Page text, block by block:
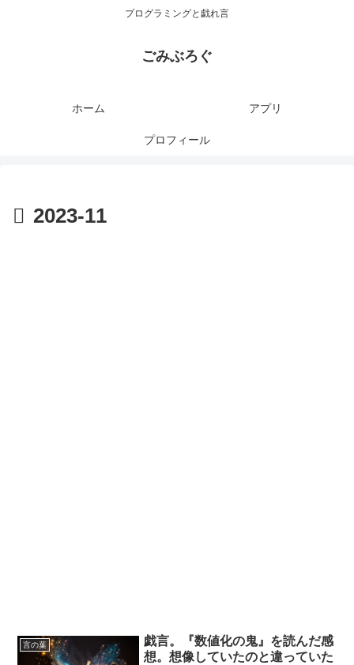
プログラミングと戯れ言
ごみぶろぐ
ホーム アプリ
プロフィール
2023-11
言の葉
戯言。『数値化の鬼』を読んだ感
想。想像していたのと違っていた